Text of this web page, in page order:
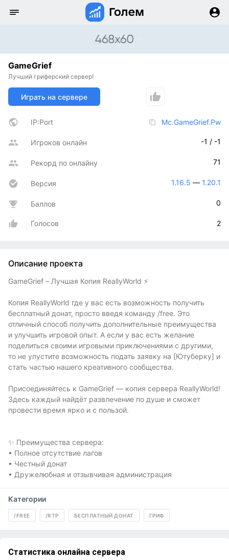
GameGrief
Лучший гриферский сервер!
Играть на сервере
IP:Port Mc.GameGrief.Pw
Игроков онлайн -1 / -1
Рекорд по онлайну 71
Версия 1.16.5 — 1.20.1
Баллов 0
Голосов 2
Описание проекта
GameGrief – Лучшая Копия ReallyWorld ⚡
Копия ReallyWorld где у вас есть возможность получить
бесплатный донат, просто введя команду /free. Это
отличный способ получить дополнительные преимущества
и улучшить игровой опыт. А если у вас есть желание
поделиться своими игровыми приключениями с другими,
то не упустите возможность подать заявку на [Ютуберку] и
стать частью нашего креативного сообщества.
Присоединяйтесь к GameGrief — копия сервера ReallyWorld!
Здесь каждый найдёт развлечение по душе и сможет
провести время ярко и с пользой.
✨ Преимущества сервера:
• Полное отсутствие лагов
• Честный донат
Категории
/FREE /RTP БЕСПЛАТНЫЙ ДОНАТ ГРИФ